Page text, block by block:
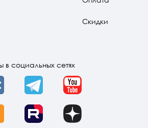
Скидки
в социальных сетях
Telegram YouTube
Rutube Dzen